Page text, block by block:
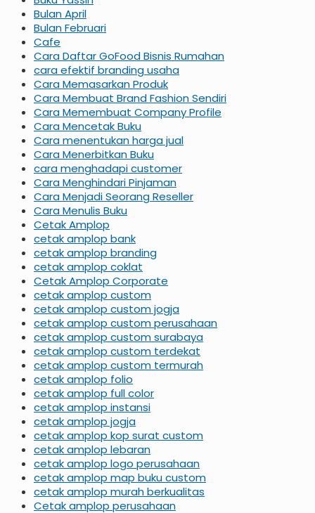
Bulan April
Bulan Februari
Cafe
Cara Daftar GoFood Bisnis Rumahan
cara efektif branding usaha
Cara Memasarkan Produk
Cara Membuat Brand Fashion Sendiri
Cara Memembuat Company Profile
Cara Mencetak Buku
Cara menentukan harga jual
Cara Menerbitkan Buku
cara menghadapi customer
Cara Menghindari Pinjaman
Cara Menjadi Seorang Reseller
Cara Menulis Buku
Cetak Amplop
cetak amplop bank
cetak amplop branding
cetak amplop coklat
Cetak Amplop Corporate
cetak amplop custom
cetak amplop custom jogja
cetak amplop custom perusahaan
cetak amplop custom surabaya
cetak amplop custom terdekat
cetak amplop custom termurah
cetak amplop folio
cetak amplop full color
cetak amplop instansi
cetak amplop jogja
cetak amplop kop surat custom
cetak amplop lebaran
cetak amplop logo perusahaan
cetak amplop map buku custom
cetak amplop murah berkualitas
Cetak amplop perusahaan